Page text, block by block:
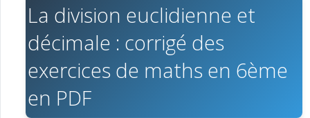
La division euclidienne et
décimale : corrigé des
exercices de maths en 6ème
en PDF